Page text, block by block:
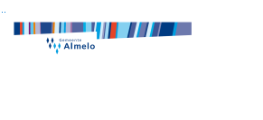
Ga naar de inhoud van deze pagina
Ga naar het zoeken
Ga naar het menu